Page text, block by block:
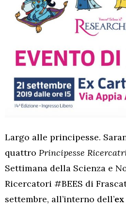
Largo alle principesse.
quattro Principesse
Settimana della Scienza e
Ricercatori #BEES di
settembre, all’interno dell’